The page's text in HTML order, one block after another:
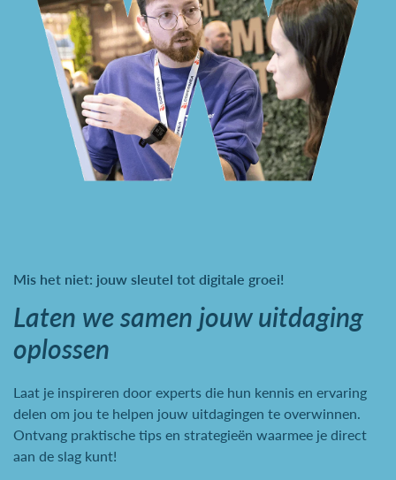
Mis het niet: jouw sleutel tot digitale groei!
Laten we samen jouw uitdaging
oplossen
Laat je inspireren door experts die hun kennis en ervaring
delen om jou te helpen jouw uitdagingen te overwinnen.
Ontvang praktische tips en strategieën waarmee je direct
aan de slag kunt!